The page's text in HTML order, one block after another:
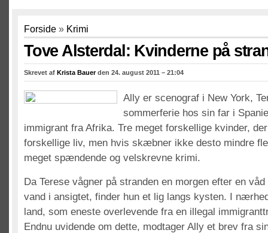
Forside » Krimi
Tove Alsterdal: Kvinderne på
Skrevet af Krista Bauerden 24. august 2011 – 21:04
Ally er scenograf i New York,
sommerferie hos sin far i
immigrant fra Afrika. Tre meget forskellige kvinder,
forskellige liv, men hvis skæbner ikke desto mindre
meget spændende og velskrevne krimi.
Da Terese vågner på stranden en morgen efter en
vand i ansigtet, finder hun et lig langs kysten. I
land, som eneste overlevende fra en illegal
Endnu uvidende om dette, modtager Ally et brev fra